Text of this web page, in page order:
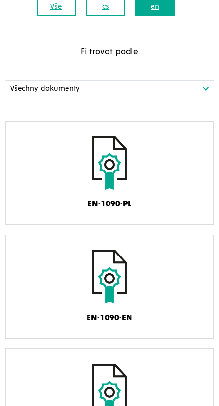
Vše cs en
Filtrovat podle
EN-1090-PL
EN-1090-EN